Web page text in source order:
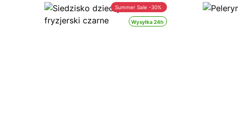
Wysyłka 24h
Summer Sale -30%